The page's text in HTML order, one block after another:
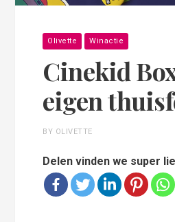
Olivette Winactie
Cinekid
eigen
BY OLIVETTE
Delen vinden we super